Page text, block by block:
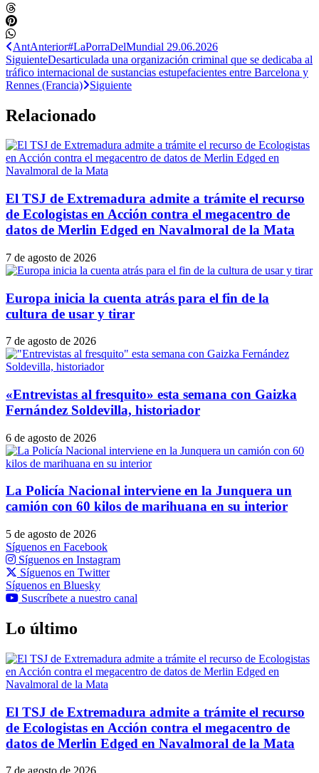
AntAnterior#LaPorraDelMundial 29.06.2026
SiguienteDesarticulada una organización criminal que se dedicaba al
tráfico internacional de sustancias estupefacientes entre Barcelona y
Rennes (Francia)
Siguiente
Relacionado
El TSJ de Extremadura admite a trámite el recurso
de Ecologistas en Acción contra el megacentro de
datos de Merlin Edged en Navalmoral de la Mata
7 de agosto de 2026
Europa inicia la cuenta atrás para el fin de la
cultura de usar y tirar
7 de agosto de 2026
«Entrevistas al fresquito» esta semana con Gaizka
Fernández Soldevilla, historiador
6 de agosto de 2026
La Policía Nacional interviene en la Junquera un
camión con 60 kilos de marihuana en su interior
5 de agosto de 2026
Síguenos en Facebook
Síguenos en Instagram
Síguenos en Twitter
Síguenos en Bluesky
Suscríbete a nuestro canal
Lo último
El TSJ de Extremadura admite a trámite el recurso
de Ecologistas en Acción contra el megacentro de
datos de Merlin Edged en Navalmoral de la Mata